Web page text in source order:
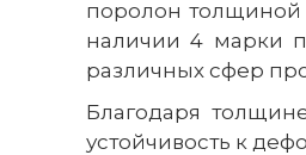
поролон
наличии 4 марки
различных сфер
Благодаря
устойчивость к